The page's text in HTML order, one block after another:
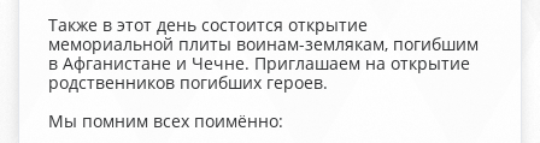
Также в этот день состоится открытие
мемориальной плиты воинам-землякам, погибшим
в Афганистане и Чечне. Приглашаем на открытие
родственников погибших героев.
Мы помним всех поимённо: